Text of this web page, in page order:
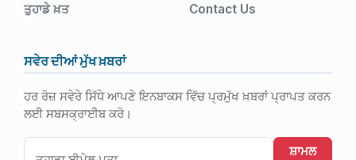
ਤੁਹਾਡੇ ਖ਼ਤ
Contact Us
ਸਵੇਰ ਦੀਆਂ ਮੁੱਖ ਖ਼ਬਰਾਂ
ਹਰ ਰੋਜ਼ ਸਵੇਰੇ ਸਿੱਧੇ ਆਪਣੇ ਇਨਬਾਕਸ ਵਿੱਚ ਪ੍ਰਮੁੱਖ ਖ਼ਬਰਾਂ ਪ੍ਰਾਪਤ ਕਰਨ
ਲਈ ਸਬਸਕ੍ਰਾਈਬ ਕਰੋ।
ਸ਼ਾਮਲ